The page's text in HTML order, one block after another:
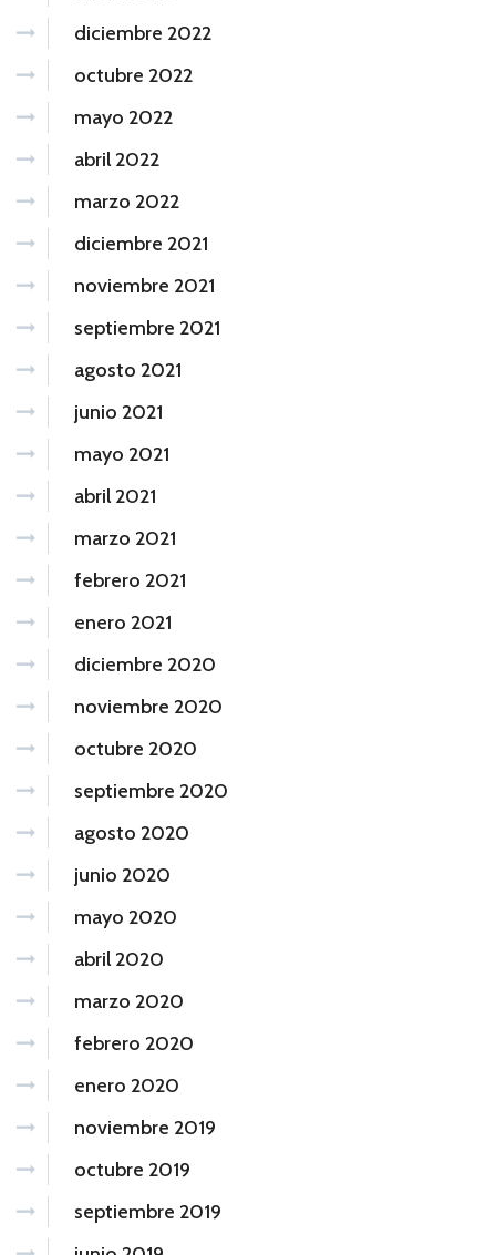
diciembre 2022
octubre 2022
mayo 2022
abril 2022
marzo 2022
diciembre 2021
noviembre 2021
septiembre 2021
agosto 2021
junio 2021
mayo 2021
abril 2021
marzo 2021
febrero 2021
enero 2021
diciembre 2020
noviembre 2020
octubre 2020
septiembre 2020
agosto 2020
junio 2020
mayo 2020
abril 2020
marzo 2020
febrero 2020
enero 2020
noviembre 2019
octubre 2019
septiembre 2019